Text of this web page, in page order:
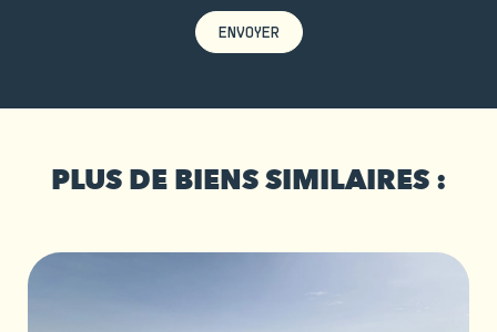
ENVOYER
PLUS DE BIENS SIMILAIRES :